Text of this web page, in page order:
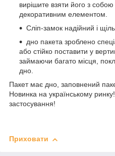
вирішите взяти його з
декоративним елементом.
Сліп-замок надійний і
дно пакета зроблено
або стійко поставити у
займаючи багато місця,
дно.
Пакет має дно, заповнений
Новинка на українському
застосування!
Приховати